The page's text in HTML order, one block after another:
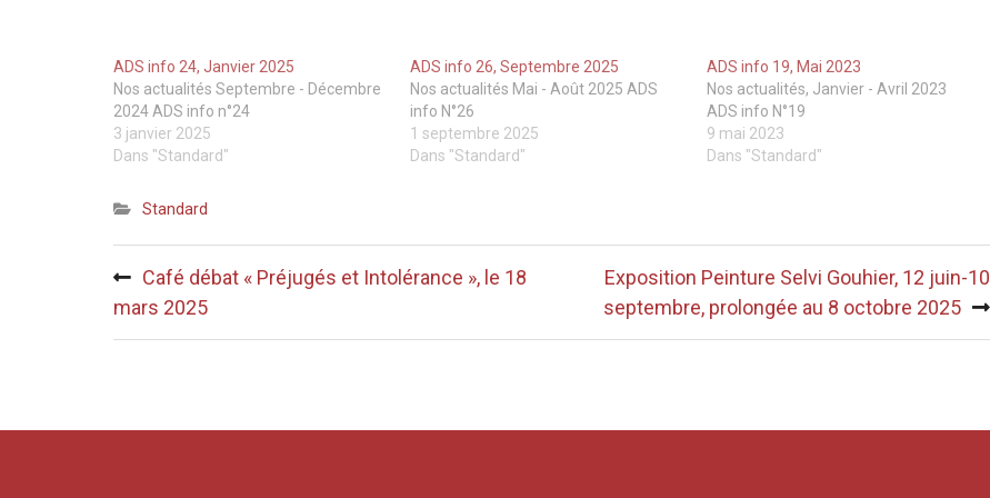
ADS info 24, Janvier 2025
Nos actualités Septembre - Décembre
2024 ADS info n°24
3 janvier 2025
Dans "Standard"
ADS info 26, Septembre 2025
Nos actualités Mai - Août 2025 ADS
info N°26
1 septembre 2025
Dans "Standard"
ADS info 19, Mai 2023
Nos actualités, Janvier - Avril 2023
ADS info N°19
9 mai 2023
Dans "Standard"
Standard
Café débat « Préjugés et Intolérance », le 18
mars 2025
Exposition Peinture Selvi Gouhier, 12 juin-10
septembre, prolongée au 8 octobre 2025